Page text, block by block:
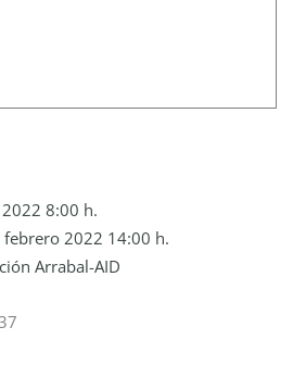
8:00 h.
febrero 2022 14:00 h.
Arrabal-AID